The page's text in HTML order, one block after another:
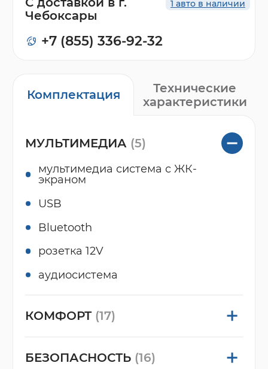
Комплектация
Технические
характеристики
МУЛЬТИМЕДИА (5)
мультимедиа система с ЖК-
экраном
USB
Bluetooth
розетка 12V
аудиосистема
КОМФОРТ (17)
БЕЗОПАСНОСТЬ (16)
1 авто в наличии
Чебоксары
+7 (855) 336-92-32